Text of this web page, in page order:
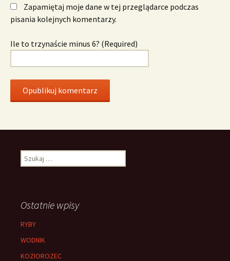
Zapamiętaj moje dane w tej przeglądarce podczas
pisania kolejnych komentarzy.
Ile to trzynaście minus 6? (Required)
Szukaj:
Ostatnie wpisy
RYBY
WODNIK
KOZIOROZEC